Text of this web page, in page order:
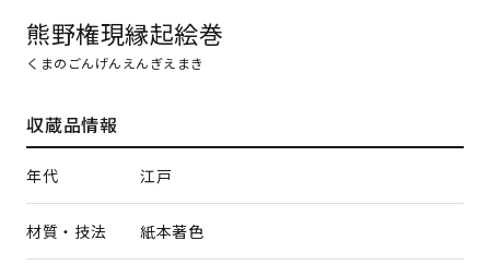
熊野権現縁起絵巻
くまのごんげんえんぎえまき
収蔵品情報
年代 江戸
材質・技法 紙本著色